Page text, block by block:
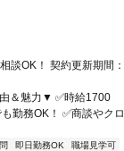
談OK！ 契約更新期間：
魅力▼ ✅時給1700
勤務OK！ ✅商談やクロ
即日勤務OK
職場見学可